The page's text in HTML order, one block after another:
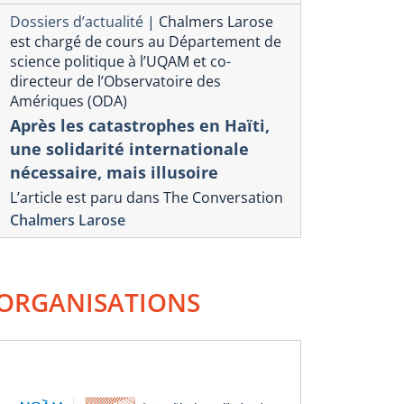
commerciale américaine
?
2025
Olivier l’Homme
Dossiers d’actualité | Chalmers Larose
est chargé de cours au Département de
science politique à l’UQAM et co-
directeur de l’Observatoire des
Amériques (ODA)
Après les catastrophes en Haïti,
une solidarité internationale
nécessaire, mais illusoire
L’article est paru dans The Conversation
Chalmers Larose